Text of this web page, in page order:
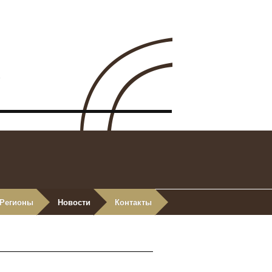
Регионы Новости Контакты